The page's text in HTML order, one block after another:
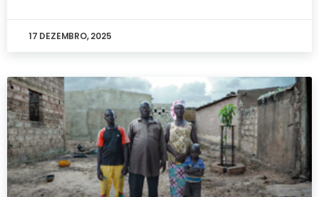
17 DEZEMBRO, 2025